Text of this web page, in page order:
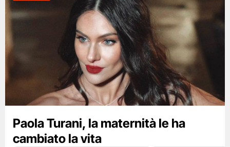
Paola Turani, la maternità le ha
cambiato la vita